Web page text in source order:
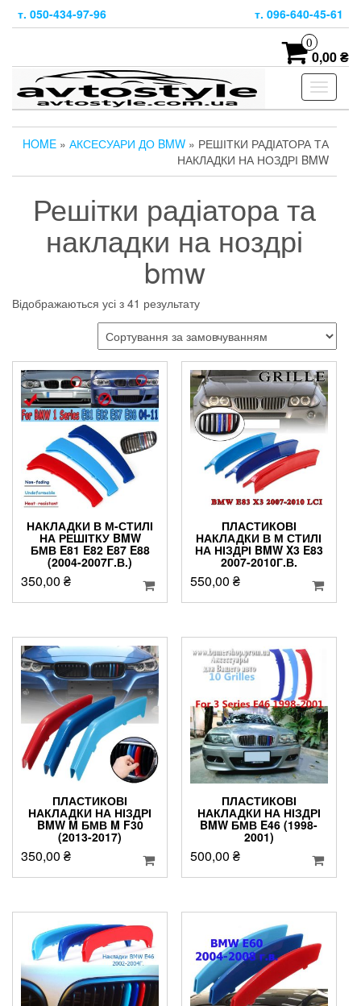
т. 050-434-97-96 т. 096-640-45-61
0
0,00 ₴
Toggle
HOME » АКСЕСУАРИ ДО BMW » РЕШІТКИ РАДІАТОРА ТА
НАКЛАДКИ НА НОЗДРІ BMW
Решітки радіатора та
накладки на ноздрі
bmw
Відображаються усі з 41 результату
НАКЛАДКИ В М-СТИЛІ
НА РЕШІТКУ BMW
БМВ E81 E82 E87 E88
(2004-2007Г.В.)
350,00 ₴
ПЛАСТИКОВІ
НАКЛАДКИ В М СТИЛІ
НА НІЗДРІ BMW X3 E83
2007-2010Г.В.
550,00 ₴
ПЛАСТИКОВІ
НАКЛАДКИ НА НІЗДРІ
BMW M БМВ M F30
(2013-2017)
350,00 ₴
ПЛАСТИКОВІ
НАКЛАДКИ НА НІЗДРІ
BMW БМВ E46 (1998-
2001)
500,00 ₴